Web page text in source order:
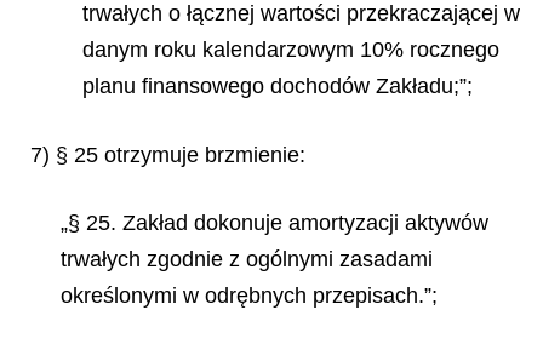
trwałych o łącznej wartości przekraczającej w
danym roku kalendarzowym 10% rocznego
planu finansowego dochodów Zakładu;”;
7) § 25 otrzymuje brzmienie:
„§ 25. Zakład dokonuje amortyzacji aktywów
trwałych zgodnie z ogólnymi zasadami
określonymi w odrębnych przepisach.”;